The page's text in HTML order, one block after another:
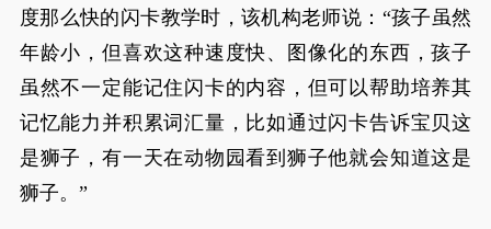
度那么快的闪卡教学时，该机构老师说：“孩子虽然
年龄小，但喜欢这种速度快、图像化的东西，孩子
虽然不一定能记住闪卡的内容，但可以帮助培养其
记忆能力并积累词汇量，比如通过闪卡告诉宝贝这
是狮子，有一天在动物园看到狮子他就会知道这是
狮子。”